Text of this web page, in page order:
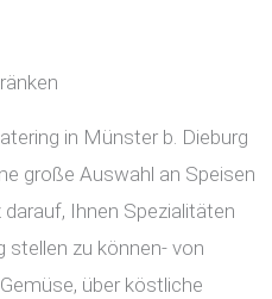
in Münster b. Dieburg
große Auswahl an Speisen
Ihnen Spezialitäten
stellen zu können- von
über köstliche